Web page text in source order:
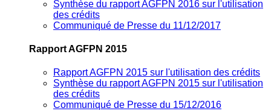
Synthèse du rapport AGFPN 2016 sur l'utilisation
des crédits
Communiqué de Presse du 11/12/2017
Rapport AGFPN 2015
Rapport AGFPN 2015 sur l'utilisation des crédits
Synthèse du rapport AGFPN 2015 sur l'utilisation
des crédits
Communiqué de Presse du 15/12/2016